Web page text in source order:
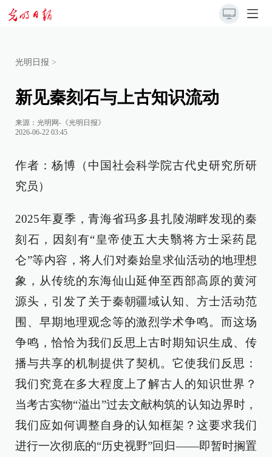
光明日报 >
新见秦刻石与上古知识流动
来源： 光明网-《光明日报》
2026-06-22 03:45
作者：杨博（中国社会科学院古代史研究所研
究员）
2025年夏季，青海省玛多县扎陵湖畔发现的秦
刻石，因刻有“皇帝使五大夫翳将方士采药昆
仑”等内容，将人们对秦始皇求仙活动的地理想
象，从传统的东海仙山延伸至西部高原的黄河
源头，引发了关于秦朝疆域认知、方士活动范
围、早期地理观念等的激烈学术争鸣。而这场
争鸣，恰恰为我们反思上古时期知识生成、传
播与共享的机制提供了契机。它使我们反思：
我们究竟在多大程度上了解古人的知识世界？
当考古实物“溢出”过去文献构筑的认知边界时，
我们应如何调整自身的认知框架？这要求我们
进行一次彻底的“历史视野”回归——即暂时搁置